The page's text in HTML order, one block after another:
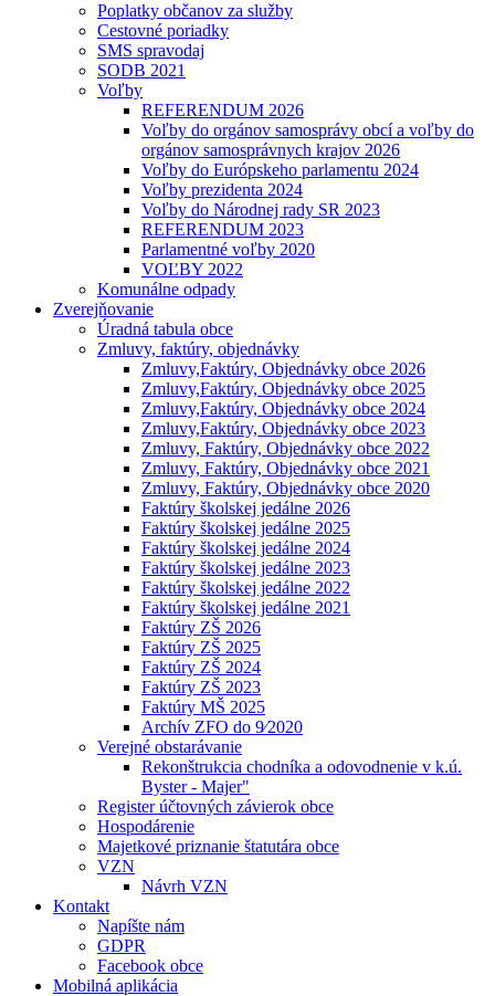
Poplatky občanov za služby
Cestovné poriadky
SMS spravodaj
SODB 2021
Voľby
REFERENDUM 2026
Voľby do orgánov samosprávy obcí a voľby do
orgánov samosprávnych krajov 2026
Voľby do Európskeho parlamentu 2024
Voľby prezidenta 2024
Voľby do Národnej rady SR 2023
REFERENDUM 2023
Parlamentné voľby 2020
VOĽBY 2022
Komunálne odpady
Zverejňovanie
Úradná tabula obce
Zmluvy, faktúry, objednávky
Zmluvy,Faktúry, Objednávky obce 2026
Zmluvy,Faktúry, Objednávky obce 2025
Zmluvy,Faktúry, Objednávky obce 2024
Zmluvy,Faktúry, Objednávky obce 2023
Zmluvy, Faktúry, Objednávky obce 2022
Zmluvy, Faktúry, Objednávky obce 2021
Zmluvy, Faktúry, Objednávky obce 2020
Faktúry školskej jedálne 2026
Faktúry školskej jedálne 2025
Faktúry školskej jedálne 2024
Faktúry školskej jedálne 2023
Faktúry školskej jedálne 2022
Faktúry školskej jedálne 2021
Faktúry ZŠ 2026
Faktúry ZŠ 2025
Faktúry ZŠ 2024
Faktúry ZŠ 2023
Faktúry MŠ 2025
Archív ZFO do 9⁄2020
Verejné obstarávanie
Rekonštrukcia chodníka a odovodnenie v k.ú.
Byster - Majer"
Register účtovných závierok obce
Hospodárenie
Majetkové priznanie štatutára obce
VZN
Návrh VZN
Kontakt
Napíšte nám
GDPR
Facebook obce
Mobilná aplikácia